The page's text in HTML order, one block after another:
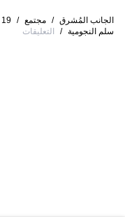
الجانب المُشرق / مجتمع /
سلم النجومية / التعليقات